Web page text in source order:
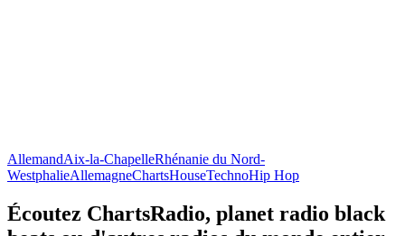
AllemandAix-la-ChapelleRhénanie du Nord-
WestphalieAllemagneChartsHouseTechnoHip Hop
Écoutez ChartsRadio, planet radio black